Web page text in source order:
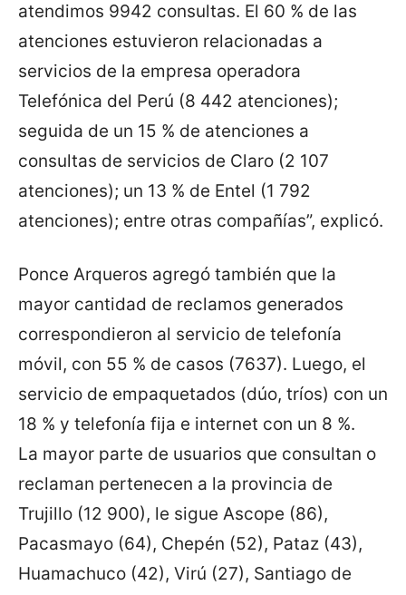
atendimos 9942 consultas. El 60 % de las
atenciones estuvieron relacionadas a
servicios de la empresa operadora
Telefónica del Perú (8 442 atenciones);
seguida de un 15 % de atenciones a
consultas de servicios de Claro (2 107
atenciones); un 13 % de Entel (1 792
atenciones); entre otras compañías”, explicó.
Ponce Arqueros agregó también que la
mayor cantidad de reclamos generados
correspondieron al servicio de telefonía
móvil, con 55 % de casos (7637). Luego, el
servicio de empaquetados (dúo, tríos) con un
18 % y telefonía fija e internet con un 8 %.
La mayor parte de usuarios que consultan o
reclaman pertenecen a la provincia de
Trujillo (12 900), le sigue Ascope (86),
Pacasmayo (64), Chepén (52), Pataz (43),
Huamachuco (42), Virú (27), Santiago de